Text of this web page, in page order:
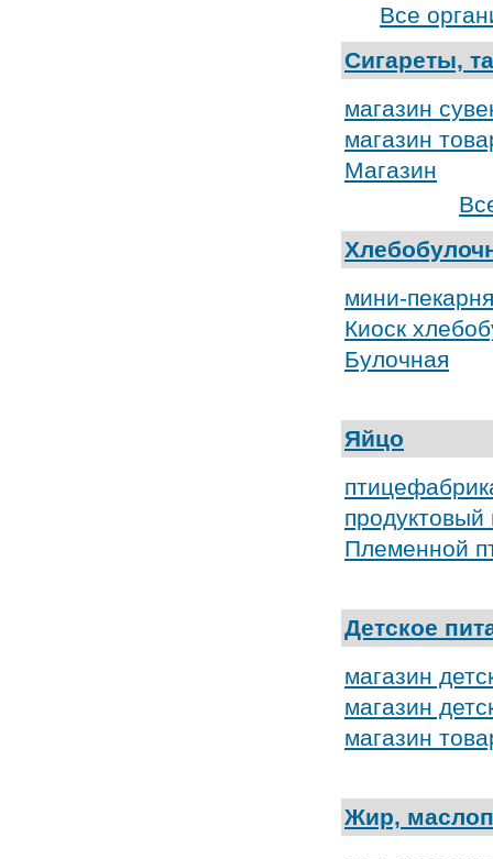
Все
Сигареты,
магазин
магазин
Магазин
мини-
Киоск
Булочная
Яйцо
Племенной
Детское
магазин
магазин
магазин
Жир,